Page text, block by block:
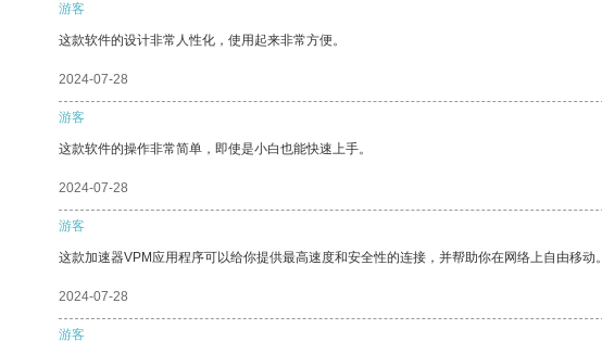
游客
这款软件的设计非常人性化，使用起来非常方便。
2024-07-28
游客
这款软件的操作非常简单，即使是小白也能快速上手。
2024-07-28
游客
这款加速器VPM应用程序可以给你提供最高速度和安全性的连接，并帮助你在网络上自由移动。
2024-07-28
游客